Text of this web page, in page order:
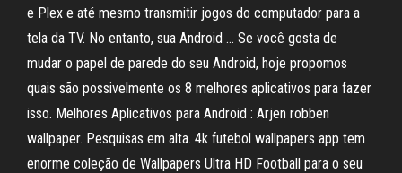
e Plex e até mesmo transmitir jogos do computador para a
tela da TV. No entanto, sua Android … Se você gosta de
mudar o papel de parede do seu Android, hoje propomos
quais são possivelmente os 8 melhores aplicativos para fazer
isso. Melhores Aplicativos para Android : Arjen robben
wallpaper. Pesquisas em alta. 4k futebol wallpapers app tem
enorme coleção de Wallpapers Ultra HD Football para o seu